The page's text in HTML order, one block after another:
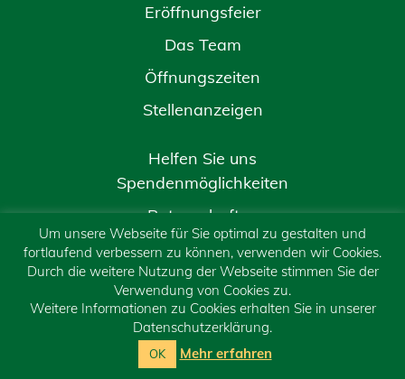
Eröffnungsfeier
Das Team
Öffnungszeiten
Stellenanzeigen
Helfen Sie uns
Spendenmöglichkeiten
Patenschaften
Mitgliedschaft
Erbschaft / Testament
Gassi-Geher
Spendenverwendung
Um unsere Webseite für Sie optimal zu gestalten und
fortlaufend verbessern zu können, verwenden wir Cookies.
Durch die weitere Nutzung der Webseite stimmen Sie der
Verwendung von Cookies zu.
Weitere Informationen zu Cookies erhalten Sie in unserer
Datenschutzerklärung.
OK Mehr erfahren